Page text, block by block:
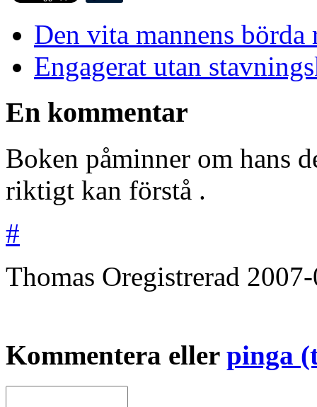
Den vita mannens börda
Engagerat utan
En kommentar
Boken påminner om hans
riktigt kan förstå .
#
Thomas Oregistrerad
Kommentera eller pinga